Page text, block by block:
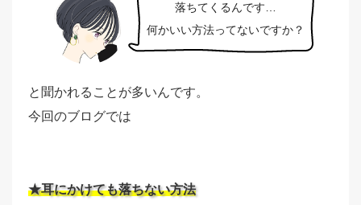
落ちてくるんです…
何かいい方法ってないですか？
と聞かれることが多いんです。
今回のブログでは
★耳にかけても落ちない方法